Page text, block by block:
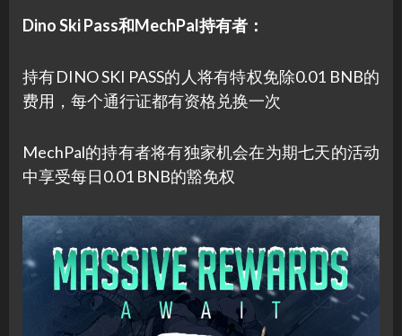
Dino Ski Pass和MechPal持有者：
持有DINO SKI PASS的人将有特权免除0.01 BNB的
费用，每个通行证都有资格兑换一次
MechPal的持有者将有独家机会在为期七天的活动
中享受每日0.01 BNB的豁免权